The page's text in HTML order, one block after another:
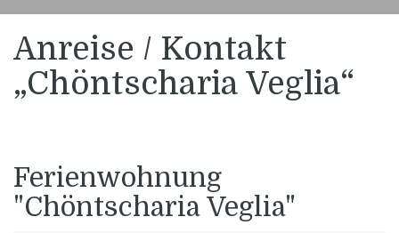
Anreise / Kontakt
„Chöntscharia Veglia“
Ferienwohnung
"Chöntscharia Veglia"